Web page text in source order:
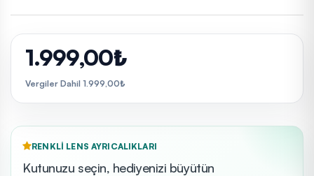
1.999,00₺
Vergiler Dahil 1.999,00₺
RENKLI LENS AYRICALIKLARI
Kutunuzu seçin, hediyenizi büyütün